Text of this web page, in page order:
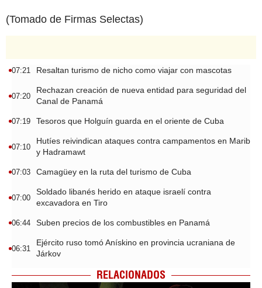
(Tomado de Firmas Selectas)
07:21 Resaltan turismo de nicho como viajar con mascotas
07:20
Rechazan creación de nueva entidad para seguridad del
Canal de Panamá
07:19 Tesoros que Holguín guarda en el oriente de Cuba
07:10
Hutíes reivindican ataques contra campamentos en Marib
y Hadramawt
07:03 Camagüey en la ruta del turismo de Cuba
07:00
Soldado libanés herido en ataque israelí contra
excavadora en Tiro
06:44 Suben precios de los combustibles en Panamá
06:31
Ejército ruso tomó Anískino en provincia ucraniana de
Járkov
RELACIONADOS